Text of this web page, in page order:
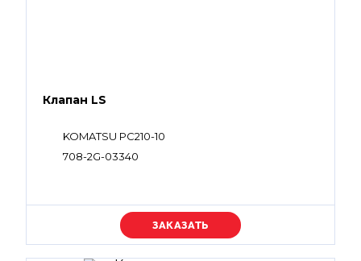
Клапан LS
KOMATSU PC210-10
708-2G-03340
Уточняйте цену